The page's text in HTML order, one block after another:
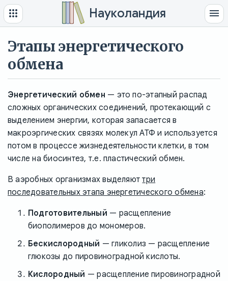
Науколандия
Этапы энергетического
обмена
Энергетический обмен — это по-этапный распад
сложных органических соединений, протекающий с
выделением энергии, которая запасается в
макроэргических связях молекул АТФ и используется
потом в процессе жизнедеятельности клетки, в том
числе на биосинтез, т.е. пластический обмен.
В аэробных организмах выделяюттри
последовательных этапа энергетического обмена:
Подготовительный — расщепление
биополимеров до мономеров.
Бескислородный — гликолиз — расщепление
глюкозы до пировиноградной кислоты.
Кислородный — расщепление пировиноградной